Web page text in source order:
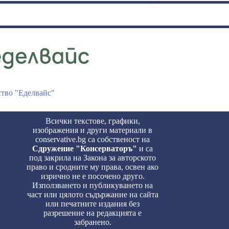
"Еделвайс"
Всички текстове, графики,
изображения и други материали в
conservative.bg са собственост на
Сдружение "Консерваторъ" и са
под закрила на Закона за авторското
право и сродните му права, освен ако
изрично не е посочено друго.
Използването и публикуването на
част или цялото съдържание на сайта
или печатните издания без
разрешение на редакцията е
забранено.